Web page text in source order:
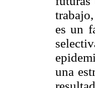
es un
una